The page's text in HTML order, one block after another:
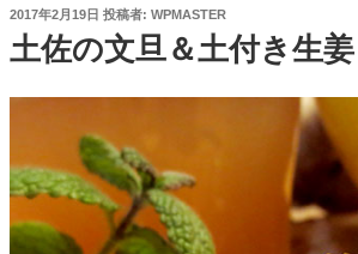
投
2017年2月19日 投稿者: WPMASTER
土佐の文旦＆土付き生姜